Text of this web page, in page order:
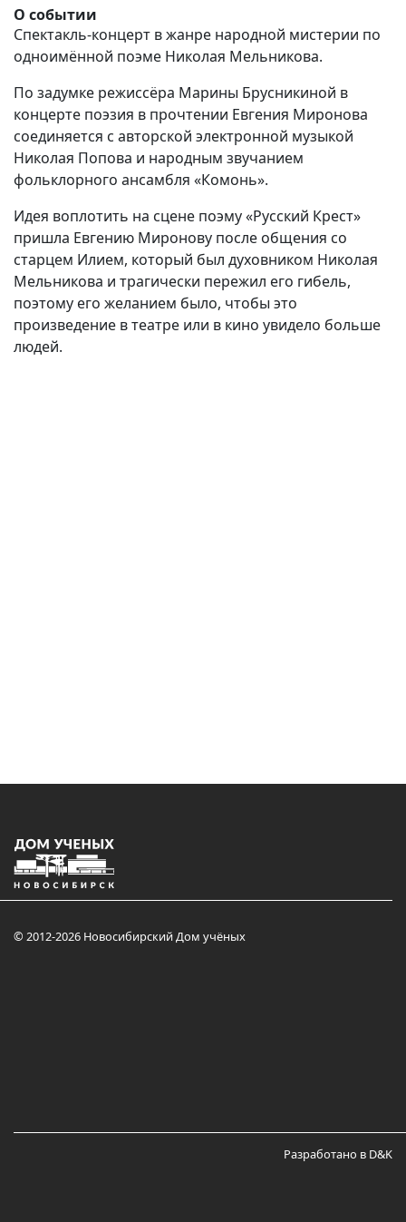
О событии
Спектакль-концерт в жанре народной мистерии по
одноимённой поэме Николая Мельникова.
По задумке режиссёра Марины Брусникиной в
концерте поэзия в прочтении Евгения Миронова
соединяется с авторской электронной музыкой
Николая Попова и народным звучанием
фольклорного ансамбля «Комонь».
Идея воплотить на сцене поэму «Русский Крест»
пришла Евгению Миронову после общения со
старцем Илием, который был духовником Николая
Мельникова и трагически пережил его гибель,
поэтому его желанием было, чтобы это
произведение в театре или в кино увидело больше
людей.
© 2012-2026 Новосибирский Дом учёных
Разработано в D&K